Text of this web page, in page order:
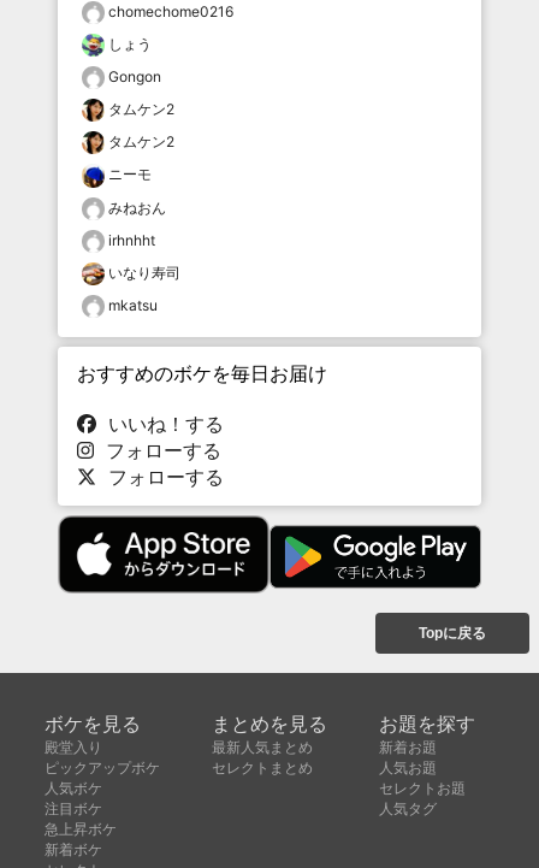
chomechome0216
しょう
Gongon
タムケン2
タムケン2
ニーモ
みねおん
irhnhht
いなり寿司
mkatsu
おすすめのボケを毎日お届け
いいね！する
フォローする
フォローする
Topに戻る
ボケを見る
殿堂入り
ピックアップボケ
人気ボケ
注目ボケ
急上昇ボケ
新着ボケ
まとめを見る
最新人気まとめ
セレクトまとめ
お題を探す
新着お題
人気お題
セレクトお題
人気タグ